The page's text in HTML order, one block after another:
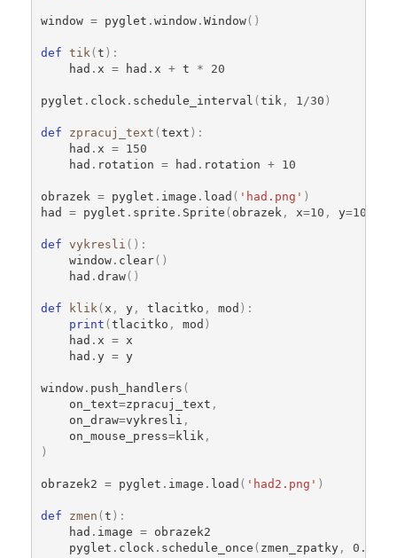
window = pyglet . window. Window()
def tik (t ):
had . x = had . x + t * 20
pyglet . clock . schedule_interval (tik , 1 /30 )
def zpracuj_text (text ):
had . x =
150
had . rotation = had . rotation + 10
obrazek = pyglet . image . load ( 'had.png' )
had
= pyglet . sprite . Sprite ( obrazek , x=10 , y=10
def vykresli ():
window. clear()
had . draw()
def klik ( x , y, tlacitko , mod ):
print (tlacitko , mod )
had . x =
x
had . y = y
window. push_handlers (
on_text=zpracuj_text ,
on_draw=vykresli ,
on_mouse_press=klik ,
)
obrazek2 = pyglet . image . load ( 'had2.png' )
def zmen (t ):
had . image =
obrazek2
pyglet . clock . schedule_once ( zmen_zpatky, 0.2